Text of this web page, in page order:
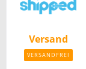
Versand
VERSANDFREI